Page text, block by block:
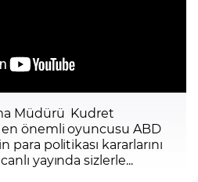
Müdürü Kudret
en önemli oyuncusu ABD
para politikası kararlarını
yayında sizlerle...